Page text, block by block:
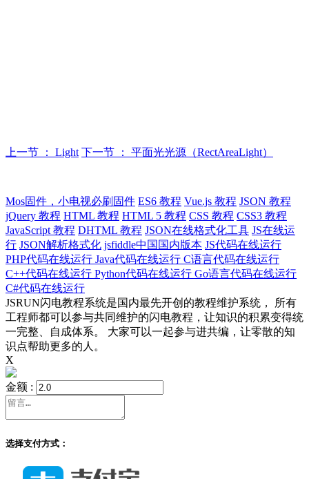
上一节 ： Light 下一节 ： 平面光光源（RectAreaLight）
Mos固件，小电视必刷固件 ES6 教程 Vue.js 教程 JSON 教程
jQuery 教程 HTML 教程 HTML 5 教程 CSS 教程 CSS3 教程
JavaScript 教程 DHTML 教程 JSON在线格式化工具 JS在线运
行 JSON解析格式化 jsfiddle中国国内版本 JS代码在线运行
PHP代码在线运行 Java代码在线运行 C语言代码在线运行
C++代码在线运行 Python代码在线运行 Go语言代码在线运行
C#代码在线运行
JSRUN闪电教程系统是国内最先开创的教程维护系统， 所有
工程师都可以参与共同维护的闪电教程，让知识的积累变得统
一完整、自成体系。 大家可以一起参与进共编，让零散的知
识点帮助更多的人。
X
金额 :
选择支付方式：